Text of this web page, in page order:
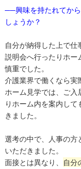
──興味を持たれてか
しょうか？
自分が納得した上で
説明会へ行ったりホー
慎重でした。
介護業界で働くなら実
ホーム見学では、ご入
りホーム内を案内し
きました。
選考の中で、人事の方
いただきました。
面接とは異なり、 自分